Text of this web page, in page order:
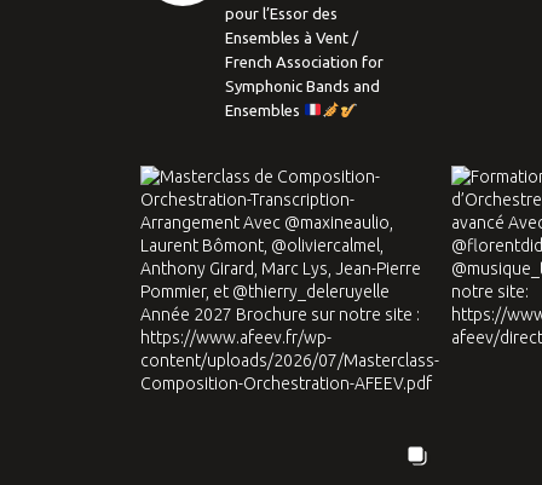
pour l’Essor des
Ensembles à Vent /
French Association for
Symphonic Bands and
Ensembles